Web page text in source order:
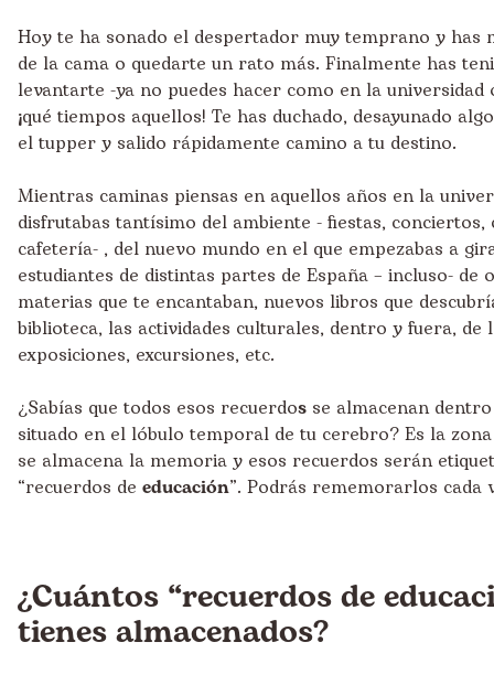
Hoy te ha sonado el despertador muy temprano y has
de la cama o quedarte un rato más. Finalmente has
levantarte -ya no puedes hacer como en la
¡qué tiempos aquellos! Te has duchado, desayunado
el tupper y salido rápidamente camino a tu destino.
Mientras caminas piensas en aquellos años en la
disfrutabas tantísimo del ambiente - fiestas, conciertos,
cafetería- , del nuevo mundo en el que empezabas a
estudiantes de distintas partes de España – incluso- de
materias que te encantaban, nuevos libros que
biblioteca, las actividades culturales, dentro y fuera, de
exposiciones, excursiones, etc.
¿Sabías que todos esos recuerdos se almacenan
situado en el lóbulo temporal de tu cerebro? Es la
se almacena la memoria y esos recuerdos serán
“recuerdos de educación”. Podrás rememorarlos cada
¿Cuántos “recuerdos de
tienes almacenados?